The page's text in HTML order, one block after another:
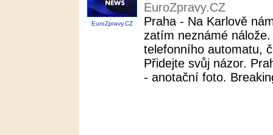
EuroZpravy.CZ
EuroZpravy.CZ
Praha - Na Karlově
zatím neznámé
telefonního automatu,
Přidejte svůj názor.
- anotační foto.